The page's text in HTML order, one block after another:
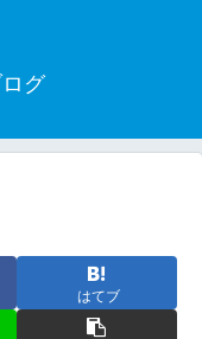
グ
はてブ